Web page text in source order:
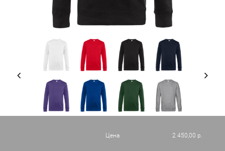
Цена 2 450,00 р.